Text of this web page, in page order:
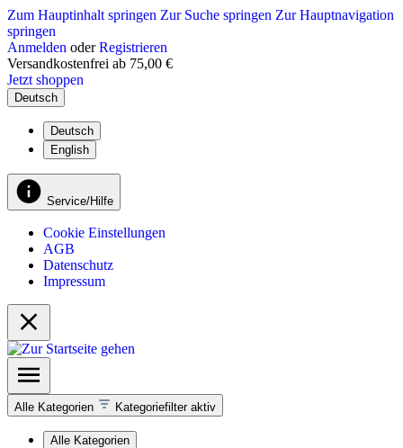
Zum Hauptinhalt springen Zur Suche springen Zur Hauptnavigation
springen
Anmelden oder Registrieren
Versandkostenfrei ab 75,00 €
Jetzt shoppen
Deutsch
Deutsch
English
Service/Hilfe
Cookie Einstellungen
AGB
Datenschutz
Impressum
Alle Kategorien Kategoriefilter aktiv
Alle Kategorien